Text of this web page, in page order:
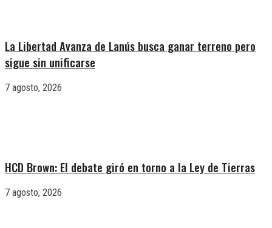
La Libertad Avanza de Lanús busca ganar terreno pero
sigue sin unificarse
7 agosto, 2026
HCD Brown: El debate giró en torno a la Ley de Tierras
7 agosto, 2026